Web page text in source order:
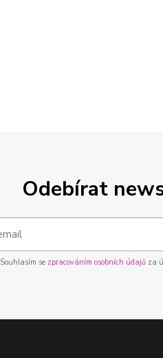
Odebírat
Souhlasím se zpracováním osobních údajůza